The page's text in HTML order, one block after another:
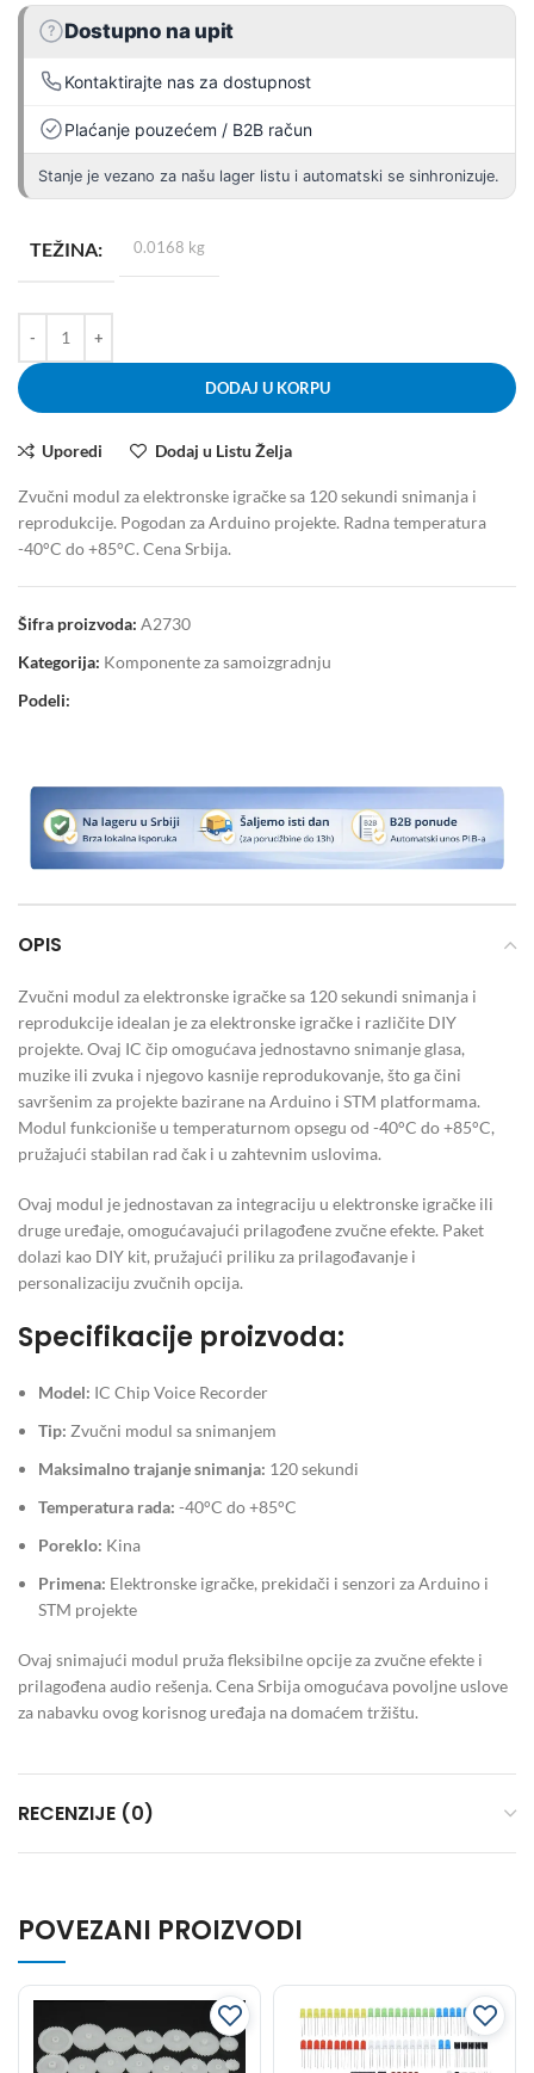
? Dostupno na upit
Kontaktirajte nas za dostupnost
Plaćanje pouzećem / B2B račun
Stanje je vezano za našu lager listu i automatski se sinhronizuje.
TEŽINA 0.0168 kg
DODAJ U KORPU
Uporedi Dodaj u Listu Želja
Zvučni modul za elektronske igračke sa 120 sekundi snimanja i
reprodukcije. Pogodan za Arduino projekte. Radna temperatura
-40°C do +85°C. Cena Srbija.
Šifra proizvoda: A2730
Kategorija: Komponente za samoizgradnju
Podeli:
OPIS
Zvučni modul za elektronske igračke sa 120 sekundi snimanja i
reprodukcije idealan je za elektronske igračke i različite DIY
projekte. Ovaj IC čip omogućava jednostavno snimanje glasa,
muzike ili zvuka i njegovo kasnije reprodukovanje, što ga čini
savršenim za projekte bazirane na Arduino i STM platformama.
Modul funkcioniše u temperaturnom opsegu od -40°C do +85°C,
pružajući stabilan rad čak i u zahtevnim uslovima.
Ovaj modul je jednostavan za integraciju u elektronske igračke ili
druge uređaje, omogućavajući prilagođene zvučne efekte. Paket
dolazi kao DIY kit, pružajući priliku za prilagođavanje i
personalizaciju zvučnih opcija.
Specifikacije proizvoda:
Model: IC Chip Voice Recorder
Tip: Zvučni modul sa snimanjem
Maksimalno trajanje snimanja: 120 sekundi
Temperatura rada: -40°C do +85°C
Poreklo: Kina
Primena: Elektronske igračke, prekidači i senzori za Arduino i
STM projekte
Ovaj snimajući modul pruža fleksibilne opcije za zvučne efekte i
prilagođena audio rešenja. Cena Srbija omogućava povoljne uslove
za nabavku ovog korisnog uređaja na domaćem tržištu.
RECENZIJE (0)
POVEZANI PROIZVODI